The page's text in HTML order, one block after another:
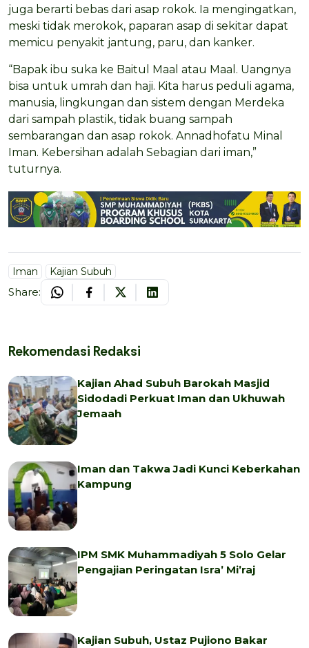
juga berarti bebas dari asap rokok. Ia mengingatkan,
meski tidak merokok, paparan asap di sekitar dapat
memicu penyakit jantung, paru, dan kanker.
“Bapak ibu suka ke Baitul Maal atau Maal. Uangnya
bisa untuk umrah dan haji. Kita harus peduli agama,
manusia, lingkungan dan sistem dengan Merdeka
dari sampah plastik, tidak buang sampah
sembarangan dan asap rokok. Annadhofatu Minal
Iman. Kebersihan adalah Sebagian dari iman,”
tuturnya.
Iman Kajian Subuh
Share:
Rekomendasi Redaksi
Kajian Ahad Subuh Barokah Masjid
Sidodadi Perkuat Iman dan Ukhuwah
Jemaah
Iman dan Takwa Jadi Kunci Keberkahan
Kampung
IPM SMK Muhammadiyah 5 Solo Gelar
Pengajian Peringatan Isra’ Mi’raj
Kajian Subuh, Ustaz Pujiono Bakar